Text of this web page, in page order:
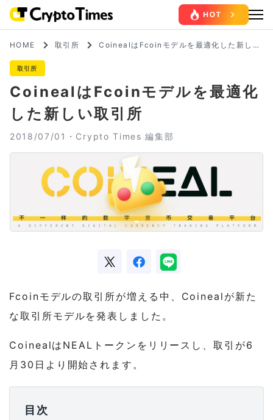
HOME 取引所
CoinealはFcoinモデルを最適化した新しい
取引所
CoinealはFcoinモデルを最適化
した新しい取引所
2018/07/01・ Crypto Times 編集部
Fcoinモデルの取引所が増える中、Coinealが新た
な取引所モデルを発表しました。
CoinealはNEALトークンをリリースし、取引が6
月30日より開始されます。
目次